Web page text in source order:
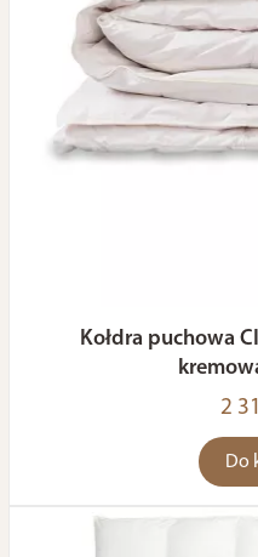
Kołdra puchowa
2
Do